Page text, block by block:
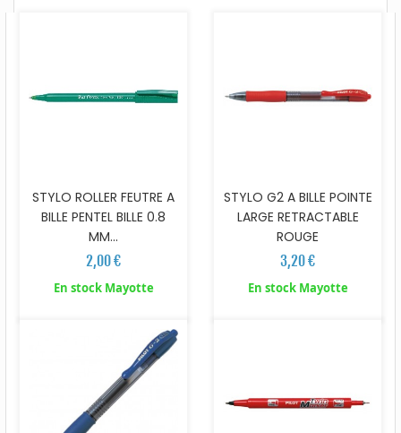
STYLO ROLLER FEUTRE A
BILLE PENTEL BILLE 0.8
MM...
2,00 €
En stock Mayotte
STYLO G2 A BILLE POINTE
LARGE RETRACTABLE
ROUGE
3,20 €
En stock Mayotte